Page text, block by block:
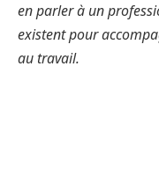
en parler à un
existent pour
au travail.